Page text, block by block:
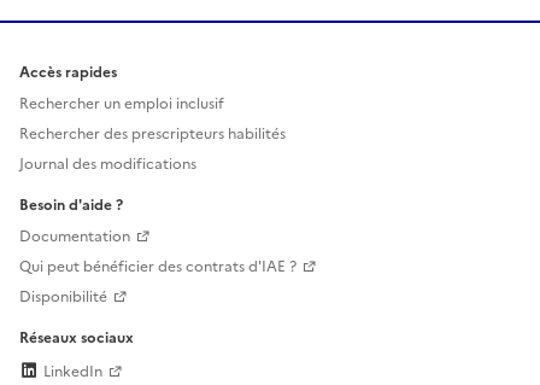
Accès rapides
Rechercher un emploi inclusif
Rechercher des prescripteurs habilités
Journal des modifications
Besoin d'aide ?
Documentation
Qui peut bénéficier des contrats d'IAE ?
Disponibilité
Réseaux sociaux
LinkedIn